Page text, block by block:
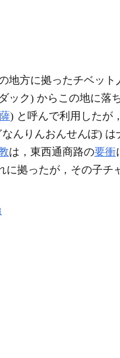
地方に拠ったチベット
ック) からこの地に落
) と呼んで利用したが
んりんおんせんぽ)
は，東西通商路の要衝
拠ったが，その子チ